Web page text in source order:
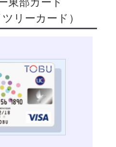
リーカード）